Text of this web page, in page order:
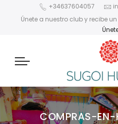
+34637604057
Únete a nuestro club y recibe
COMPRAS-